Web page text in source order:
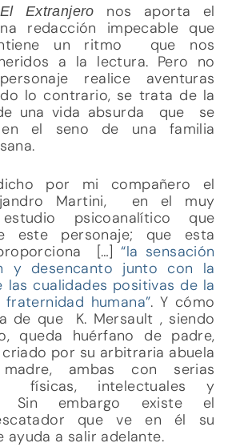
El Extranjero
nos aporta el
redacción impecable que
un ritmo que nos
a la lectura. Pero no
realice aventuras
lo contrario, se trata de la
una vida absurda que se
el seno de una familia
por mi compañero el
Martini, en el muy
psicoanalítico que
este personaje; que esta
[…]“la sensación
y desencanto junto con la
las cualidades positivas de la
humana”. Y cómo
de que K. Mersault , siendo
queda huérfano de padre,
por su arbitraria abuela
ambas con serias
físicas, intelectuales y
Sin embargo existe el
que ve en él su
a salir adelante.